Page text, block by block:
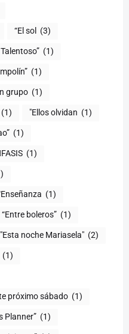
“El sol (3)
(1)
(1)
grupo (1)
(1) "Ellos olvidan (1)
(1)
(1)
(1)
“Entre boleros” (1)
"Esta noche Mariasela" (2)
(1)
próximo sábado (1)
Planner” (1)